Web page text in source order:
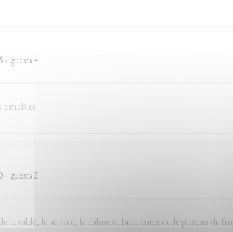
- guests 4
- guests 2
la table, le service, le calme et bien entendu le plateau de